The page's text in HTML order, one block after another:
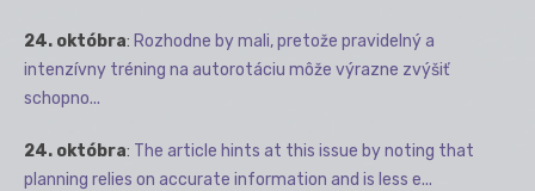
24. októbra: Rozhodne by mali, pretože pravidelný a
intenzívny tréning na autorotáciu môže výrazne zvýšiť
schopno...
24. októbra: The article hints at this issue by noting that
planning relies on accurate information and is less e...